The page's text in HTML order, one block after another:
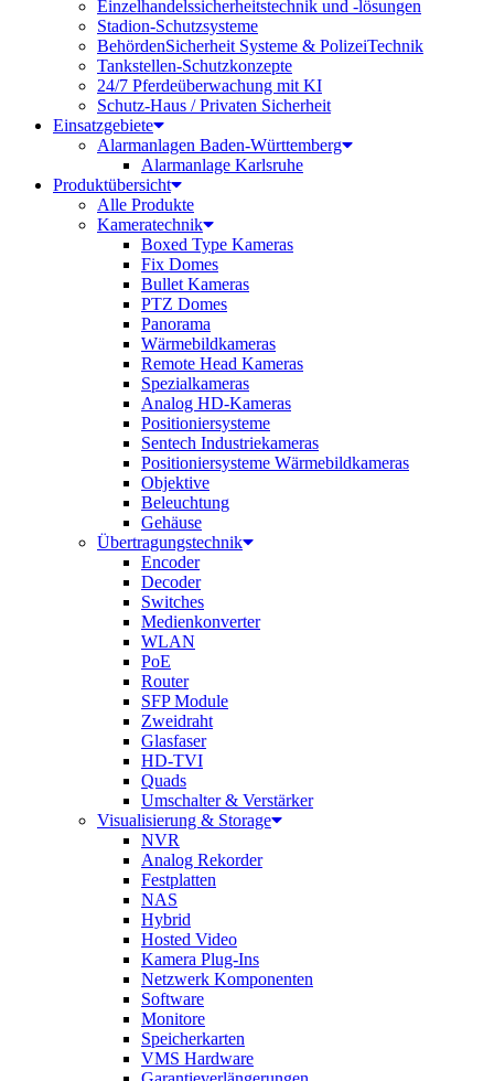
Einzelhandelssicherheitstechnik und -lösungen
Stadion-Schutzsysteme
BehördenSicherheit Systeme & PolizeiTechnik
Tankstellen-Schutzkonzepte​
24/7 Pferdeüberwachung mit KI
Schutz-Haus / Privaten Sicherheit
Einsatzgebiete
Alarmanlagen Baden-Württemberg
Alarmanlage Karlsruhe
Produktübersicht
Alle Produkte
Kameratechnik
Boxed Type Kameras
Fix Domes
Bullet Kameras
PTZ Domes
Panorama
Wärmebildkameras
Remote Head Kameras
Spezialkameras
Analog HD-Kameras
Positioniersysteme
Sentech Industriekameras
Positioniersysteme Wärmebildkameras
Objektive
Beleuchtung
Gehäuse
Übertragungstechnik
Encoder
Decoder
Switches
Medienkonverter
WLAN
PoE
Router
SFP Module
Zweidraht
Glasfaser
HD-TVI
Quads
Umschalter & Verstärker
Visualisierung & Storage
NVR
Analog Rekorder
Festplatten
NAS
Hybrid
Hosted Video
Kamera Plug-Ins
Netzwerk Komponenten
Software
Monitore
Speicherkarten
VMS Hardware